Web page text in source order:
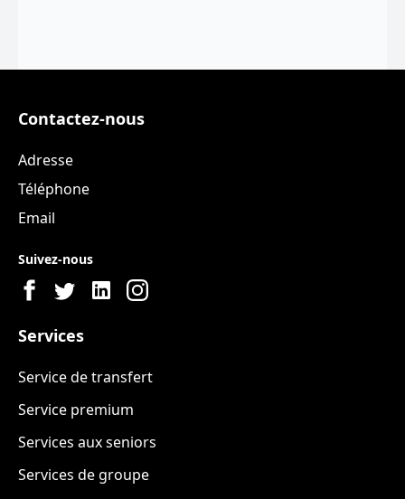
Contactez-nous
Adresse
Téléphone
Email
Suivez-nous
Services
Service de transfert
Service premium
Services aux seniors
Services de groupe